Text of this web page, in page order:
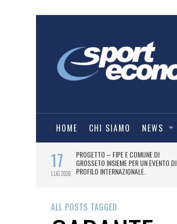
HOME CHI SIAMO NEWS
17
LUG 2026
PROGETTO – FIPE E COMUNE DI
GROSSETO INSIEME PER UN EVENTO DI
PROFILO INTERNAZIONALE.
ALL POSTS TAGGED